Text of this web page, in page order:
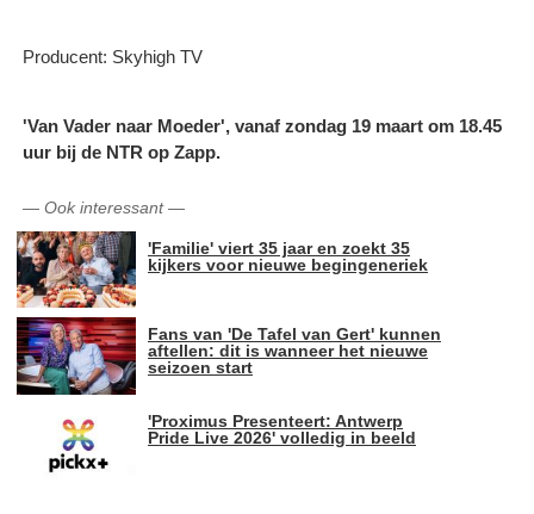
Producent: Skyhigh TV
'Van Vader naar Moeder', vanaf zondag 19 maart om 18.45
uur bij de NTR op Zapp.
— Ook interessant—
'Familie' viert 35 jaar en zoekt 35
kijkers voor nieuwe begingeneriek
Fans van 'De Tafel van Gert' kunnen
aftellen: dit is wanneer het nieuwe
seizoen start
'Proximus Presenteert: Antwerp
Pride Live 2026' volledig in beeld